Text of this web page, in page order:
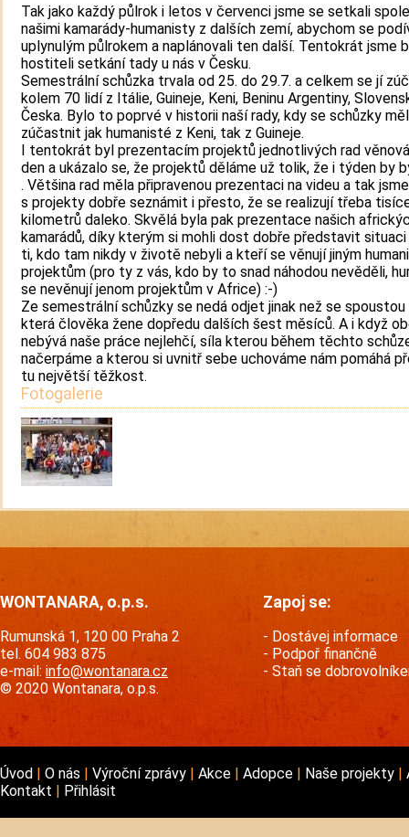
Tak jako každý půlrok i letos v červenci jsme se setkali
našimi kamarády-humanisty z dalších zemí, abychom se
uplynulým půlrokem a naplánovali ten další. Tentokrát jsme
hostiteli setkání tady u nás v Česku.
Semestrální schůzka trvala od 25. do 29.7. a celkem se jí
kolem 70 lidí z Itálie, Guineje, Keni, Beninu Argentiny,
Česka. Bylo to poprvé v historii naší rady, kdy se schůzky
zúčastnit jak humanisté z Keni, tak z Guineje.
I tentokrát byl prezentacím projektů jednotlivých rad
den a ukázalo se, že projektů děláme už tolik, že i týden by
. Většina rad měla připravenou prezentaci na videu a tak
s projekty dobře seznámit i přesto, že se realizují třeba
kilometrů daleko. Skvělá byla pak prezentace našich
kamarádů, díky kterým si mohli dost dobře představit
ti, kdo tam nikdy v životě nebyli a kteří se věnují jiným
projektům (pro ty z vás, kdo by to snad náhodou nevěděli,
se nevěnují jenom projektům v Africe) :-)
Ze semestrální schůzky se nedá odjet jinak než se spoustou
která člověka žene dopředu dalších šest měsíců. A i když
nebývá naše práce nejlehčí, síla kterou během těchto
načerpáme a kterou si uvnitř sebe uchováme nám pomáhá
tu největší těžkost.
Fotogalerie
WONTANARA, o.p.s.
Rumunská 1, 120 00 Praha 2
tel. 604 983 875
e-mail: info@wontanara.cz
© 2020 Wontanara, o.p.s.
Zapoj se:
Dostávej informace
Podpoř finančně
Staň se
Úvod O nás Výroční zprávy Akce Adopce Naše projekty
Kontakt
Přihlásit